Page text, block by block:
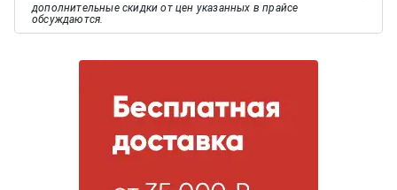
дополнительные скидки от цен указанных в прайсе
обсуждаются.